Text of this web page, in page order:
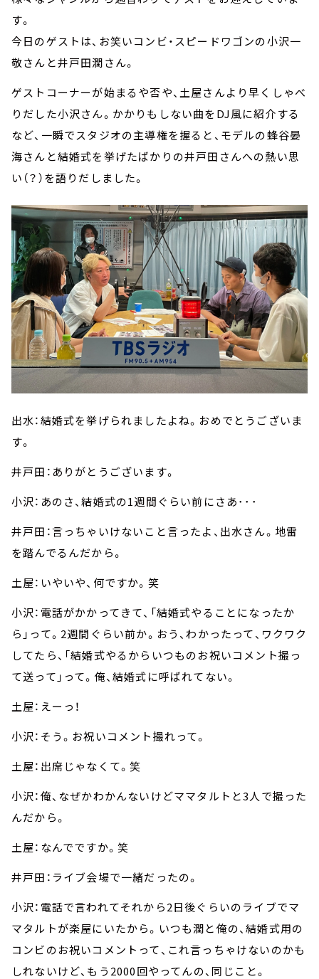
す。
今日のゲストは、お笑いコンビ・スピードワゴンの小沢一
敬さんと井戸田潤さん。
ゲストコーナーが始まるや否や、土屋さんより早くしゃべ
りだした小沢さん。かかりもしない曲をDJ風に紹介する
など、一瞬でスタジオの主導権を握ると、モデルの蜂谷晏
海さんと結婚式を挙げたばかりの井戸田さんへの熱い思
い（？）を語りだしました。
出水：結婚式を挙げられましたよね。おめでとうございま
す。
井戸田：ありがとうございます。
小沢：あのさ、結婚式の1週間ぐらい前にさあ･･･
井戸田：言っちゃいけないこと言ったよ、出水さん。地雷
を踏んでるんだから。
土屋：いやいや、何ですか。笑
小沢：電話がかかってきて、「結婚式やることになったか
ら」って。2週間ぐらい前か。おう、わかったって、ワクワク
してたら、「結婚式やるからいつものお祝いコメント撮っ
て送って」って。俺、結婚式に呼ばれてない。
土屋：えーっ！
小沢：そう。お祝いコメント撮れって。
土屋：出席じゃなくて。笑
小沢：俺、なぜかわかんないけどママタルトと3人で撮った
んだから。
土屋：なんでですか。笑
井戸田：ライブ会場で一緒だったの。
小沢：電話で言われてそれから2日後ぐらいのライブでマ
マタルトが楽屋にいたから。いつも潤と俺の、結婚式用の
コンビのお祝いコメントって、これ言っちゃけないのかも
しれないけど、もう2000回やってんの、同じこと。